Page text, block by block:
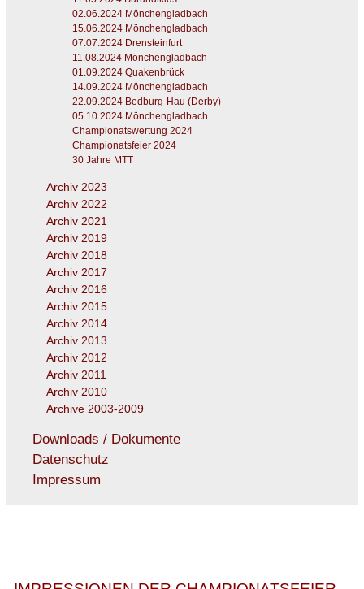
02.06.2024 Mönchengladbach
15.06.2024 Mönchengladbach
07.07.2024 Drensteinfurt
11.08.2024 Mönchengladbach
01.09.2024 Quakenbrück
14.09.2024 Mönchengladbach
22.09.2024 Bedburg-Hau (Derby)
05.10.2024 Mönchengladbach
Championatswertung 2024
Championatsfeier 2024
30 Jahre MTT
Archiv 2023
Archiv 2022
Archiv 2021
Archiv 2019
Archiv 2018
Archiv 2017
Archiv 2016
Archiv 2015
Archiv 2014
Archiv 2013
Archiv 2012
Archiv 2011
Archiv 2010
Archive 2003-2009
Downloads / Dokumente
Datenschutz
Impressum